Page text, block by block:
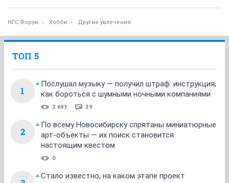
НГС.Форум Хобби Другие увлечения
ТОП 5
1
Послушал музыку — получил штраф: инструкция,
как бороться с шумными ночными компаниями
2 691 39
2
По всему Новосибирску спрятаны миниатюрные
арт-объекты — их поиск становится
настоящим квестом
0
Стало известно, на каком этапе проект